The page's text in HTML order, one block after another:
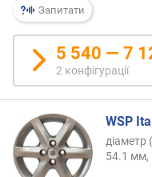
ю
п
р
о
п
о
з
и
ц
і
Запитати
5 540 — 7
2 конфігурації
WSP
діаметр
54.1 мм,